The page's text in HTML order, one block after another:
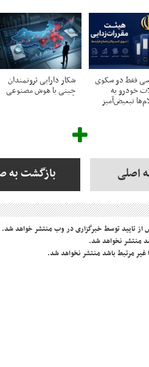
فقط دو سکوی
خودرو به
تبعیض‌آمیز
شکار دارایی ثروتمندان
چینی با هوش مصنوعی
اصلی بازگشت به
از تایید توسط خبرگزاری در وب منتشر خواهد شد.
منتشر نخواهد شد.
غیر مرتبط باشد منتشر نخواهد شد.